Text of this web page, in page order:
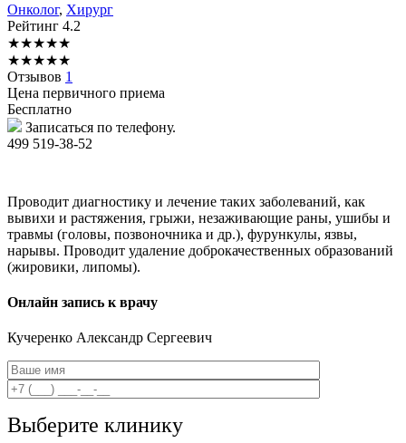
Онколог, Хирург
Рейтинг 4.2
★★★★★
★★★★★
Отзывов 1
Цена первичного приема
Бесплатно
Записаться по телефону.
499 519-38-52
Проводит диагностику и лечение таких заболеваний, как
вывихи и растяжения, грыжи, незаживающие раны, ушибы и
травмы (головы, позвоночника и др.), фурункулы, язвы,
нарывы. Проводит удаление доброкачественных образований
(жировики, липомы).
Онлайн запись к врачу
Кучеренко Александр Сергеевич
Выберите клинику